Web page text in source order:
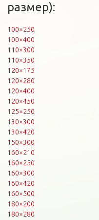
размер):
100×250
100×400
110×300
110×350
120×175
120×280
120×400
120×450
125×250
130×300
130×420
150×300
160×210
160×250
160×300
160×420
160×500
180×200
180×280